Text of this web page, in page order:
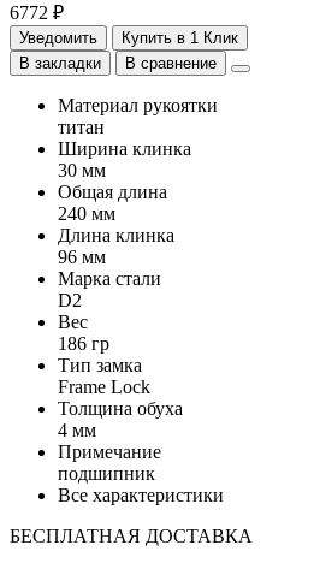
6772 ₽
Уведомить
Купить в 1 Клик
В закладки
В сравнение
Материал рукоятки
титан
Ширина клинка
30 мм
Общая длина
240 мм
Длина клинка
96 мм
Марка стали
D2
Вес
186 гр
Тип замка
Frame Lock
Толщина обуха
4 мм
Примечание
подшипник
Все характеристики
БЕСПЛАТНАЯ ДОСТАВКА